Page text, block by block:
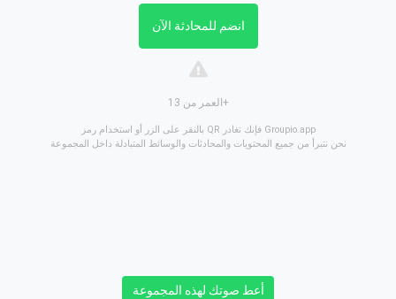
انضم للمحادثة الآن
العمر من 13+
بالنقر على الزر أو استخدام رمز QR فإنك تغادر Groupio.app
نحن نتبرأ من جميع المحتويات والمحادثات والوسائط المتبادلة داخل المجموعة
أعط صوتك لهذه المجموعة